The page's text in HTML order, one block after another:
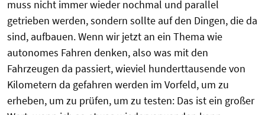
muss nicht immer wieder nochmal und parallel
getrieben werden, sondern sollte auf den Dingen, die da
sind, aufbauen. Wenn wir jetzt an ein Thema wie
autonomes Fahren denken, also was mit den
Fahrzeugen da passiert, wieviel hunderttausende von
Kilometern da gefahren werden im Vorfeld, um zu
erheben, um zu prüfen, um zu testen: Das ist ein großer